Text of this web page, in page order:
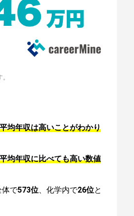
均年収は高いことがわかり
均年収に比べても高い数値
で573位、化学内で26位と